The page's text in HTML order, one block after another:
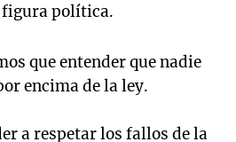
figura política.
que entender que nadie
encima de la ley.
a respetar los fallos de la